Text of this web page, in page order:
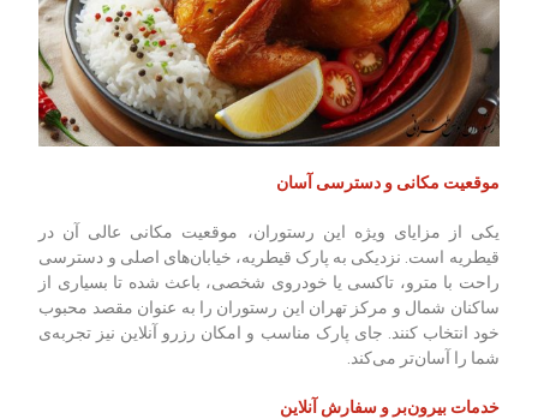
موقعیت مکانی و دسترسی آسان
یکی از مزایای ویژه این رستوران، موقعیت مکانی عالی آن در
قیطریه است. نزدیکی به پارک قیطریه، خیابان‌های اصلی و دسترسی
راحت با مترو، تاکسی یا خودروی شخصی، باعث شده تا بسیاری از
ساکنان شمال و مرکز تهران این رستوران را به عنوان مقصد محبوب
خود انتخاب کنند. جای پارک مناسب و امکان رزرو آنلاین نیز تجربه‌ی
شما را آسان‌تر می‌کند.
خدمات بیرون‌بر و سفارش آنلاین